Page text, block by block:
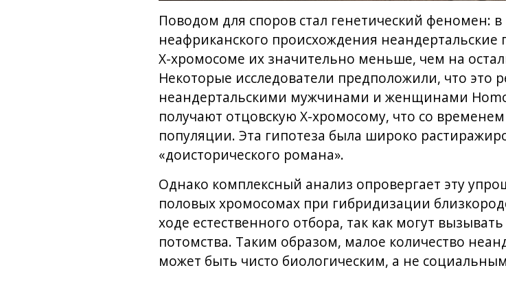
Поводом для споров стал генетический феномен:
неафриканского происхождения
Х-хромосоме их значительно меньше, чем на
Некоторые исследователи предположили, что это
неандертальскими мужчинами и женщинами
получают отцовскую Х-хромосому, что со
популяции. Эта гипотеза была широко
«доисторического романа».
Однако комплексный анализ опровергает эту
половых хромосомах при гибридизации
ходе естественного отбора, так как могут
потомства. Таким образом, малое количество
может быть чисто биологическим, а не